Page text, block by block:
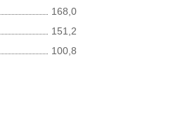
168,0
151,2
100,8